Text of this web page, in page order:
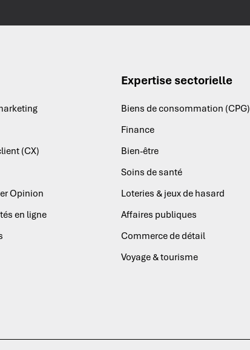
(CX)
Opinion
en ligne
Expertise sectorielle
Biens de consommation (CPG)
Finance
Bien-être
Soins de santé
Loteries & jeux de hasard
Affaires publiques
Commerce de détail
Voyage & tourisme